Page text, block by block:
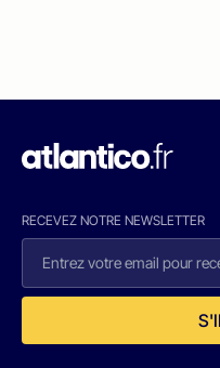
RECEVEZ NOTRE NEWSLETTER